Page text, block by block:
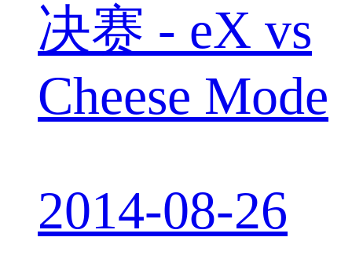
决赛 - eX vs
Cheese Mode
2014-08-26